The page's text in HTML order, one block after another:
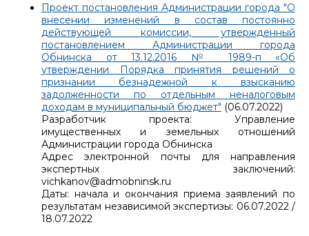
Проект постановления Администрации города "О
внесении изменений в состав постоянно
действующей комиссии, утвержденный
постановлением Администрации города
Обнинска от 13.12.2016 № 1989-п «Об
утверждении Порядка принятия решений о
признании безнадежной к взысканию
задолженности по отдельным неналоговым
доходам в муниципальный бюджет" (06.07.2022)
Разработчик проекта: Управление
имущественных и земельных отношений
Администрации города Обнинска
Адрес электронной почты для направления
экспертных заключений:
vichkanov@admobninsk.ru
Даты: начала и окончания приема заявлений по
результатам независимой экспертизы: 06.07.2022 /
18.07.2022